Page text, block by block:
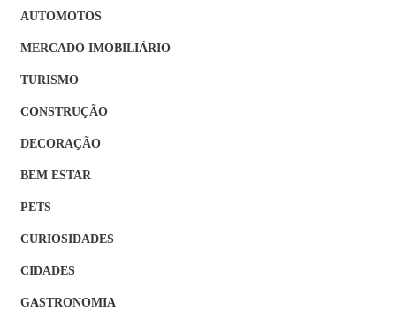
AUTOMOTOS
MERCADO IMOBILIÁRIO
TURISMO
CONSTRUÇÃO
DECORAÇÃO
BEM ESTAR
PETS
CURIOSIDADES
CIDADES
GASTRONOMIA